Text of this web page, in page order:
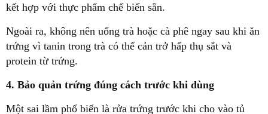
kết hợp với thực phẩm chế biến sẵn.
Ngoài ra, không nên uống trà hoặc cà phê ngay sau khi ăn
trứng vì tanin trong trà có thể cản trở hấp thụ sắt và
protein từ trứng.
4. Bảo quản trứng đúng cách trước khi dùng
Một sai lầm phổ biến là rửa trứng trước khi cho vào tủ